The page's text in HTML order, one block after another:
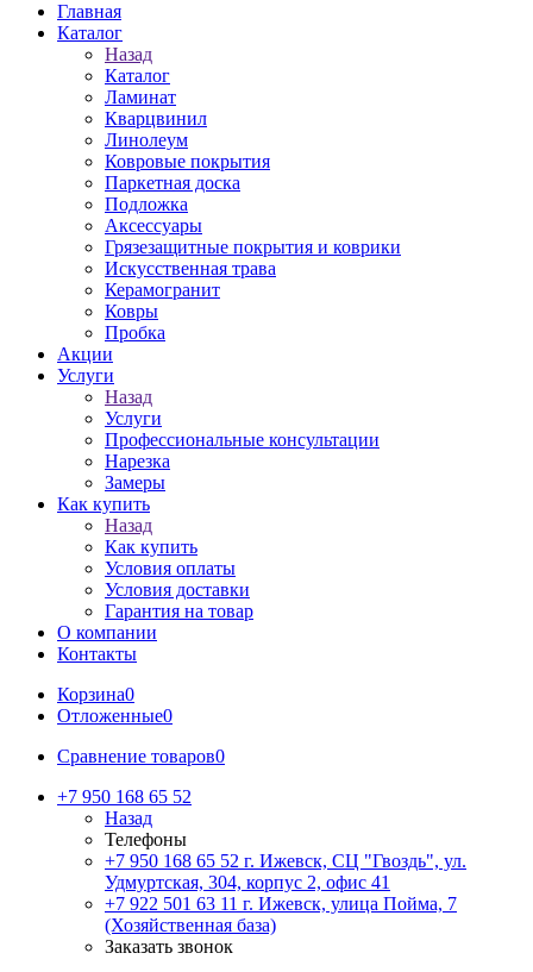
Главная
Каталог
Назад
Каталог
Ламинат
Кварцвинил
Линолеум
Ковровые покрытия
Паркетная доска
Подложка
Аксессуары
Грязезащитные покрытия и коврики
Искусственная трава
Керамогранит
Ковры
Пробка
Акции
Услуги
Назад
Услуги
Профессиональные консультации
Нарезка
Замеры
Как купить
Назад
Как купить
Условия оплаты
Условия доставки
Гарантия на товар
О компании
Контакты
Корзина0
Отложенные0
Сравнение товаров0
+7 950 168 65 52
Назад
Телефоны
+7 950 168 65 52 г. Ижевск, СЦ "Гвоздь", ул.
Удмуртская, 304, корпус 2, офис 41
+7 922 501 63 11 г. Ижевск, улица Пойма, 7
(Хозяйственная база)
Заказать звонок